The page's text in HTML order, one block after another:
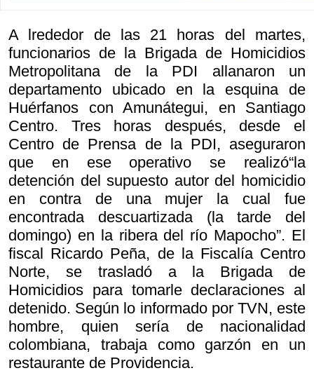
A lrededor de las 21 horas del martes,
funcionarios de la Brigada de Homicidios
Metropolitana de la PDI allanaron un
departamento ubicado en la esquina de
Huérfanos con Amunátegui, en Santiago
Centro. Tres horas después, desde el
Centro de Prensa de la PDI, aseguraron
que en ese operativo se realizó“la
detención del supuesto autor del homicidio
en contra de una mujer la cual fue
encontrada descuartizada (la tarde del
domingo) en la ribera del río Mapocho”. El
fiscal Ricardo Peña, de la Fiscalía Centro
Norte, se trasladó a la Brigada de
Homicidios para tomarle declaraciones al
detenido. Según lo informado por TVN, este
hombre, quien sería de nacionalidad
colombiana, trabaja como garzón en un
restaurante de Providencia.